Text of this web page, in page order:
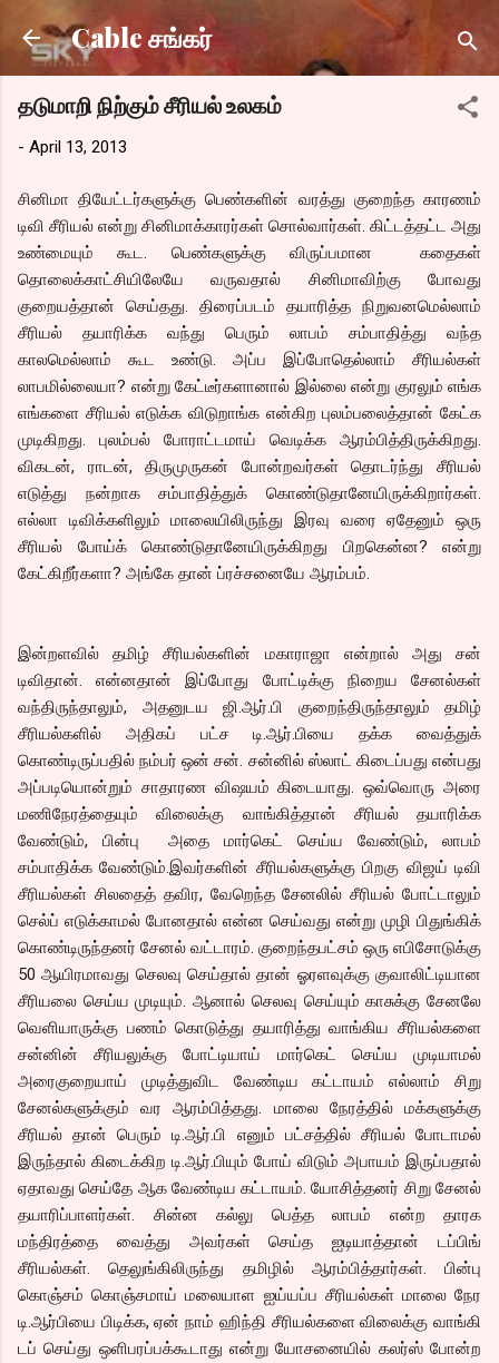
Skip to main content
Cable சங்கர்
தடுமாறி நிற்கும் சீரியல் உலகம்
- April 13, 2013
சினிமா தியேட்டர்களுக்கு பெண்களின் வரத்து குறைந்த காரணம்
டிவி சீரியல் என்று சினிமாக்காரர்கள் சொல்வார்கள். கிட்டத்தட்ட அது
உண்மையும் கூட. பெண்களுக்கு விருப்பமான கதைகள்
தொலைக்காட்சியிலேயே வருவதால் சினிமாவிற்கு போவது
குறையத்தான் செய்தது. திரைப்படம் தயாரித்த நிறுவனமெல்லாம்
சீரியல் தயாரிக்க வந்து பெரும் லாபம் சம்பாதித்து வந்த
காலமெல்லாம் கூட உண்டு. அப்ப இப்போதெல்லாம் சீரியல்கள்
லாபமில்லையா? என்று கேட்டீர்களானால் இல்லை என்று குரலும் எங்க
எங்களை சீரியல் எடுக்க விடுறாங்க என்கிற புலம்பலைத்தான் கேட்க
முடிகிறது. புலம்பல் போராட்டமாய் வெடிக்க ஆரம்பித்திருக்கிறது.
விகடன், ராடன், திருமுருகன் போன்றவர்கள் தொடர்ந்து சீரியல்
எடுத்து நன்றாக சம்பாதித்துக் கொண்டுதானேயிருக்கிறார்கள்.
எல்லா டிவிக்களிலும் மாலையிலிருந்து இரவு வரை ஏதேனும் ஒரு
சீரியல் போய்க் கொண்டுதானேயிருக்கிறது பிறகென்ன? என்று
கேட்கிறீர்களா? அங்கே தான் ப்ரச்சனையே ஆரம்பம்.
இன்றளவில் தமிழ் சீரியல்களின் மகாராஜா என்றால் அது சன்
டிவிதான். என்னதான் இப்போது போட்டிக்கு நிறைய சேனல்கள்
வந்திருந்தாலும், அதனுடய ஜி.ஆர்.பி குறைந்திருந்தாலும் தமிழ்
சீரியல்களில் அதிகப் பட்ச டி.ஆர்.பியை தக்க வைத்துக்
கொண்டிருப்பதில் நம்பர் ஒன் சன். சன்னில் ஸ்லாட் கிடைப்பது என்பது
அப்படியொன்றும் சாதாரண விஷயம் கிடையாது. ஒவ்வொரு அரை
மணிநேரத்தையும் விலைக்கு வாங்கித்தான் சீரியல் தயாரிக்க
வேண்டும், பின்பு அதை மார்கெட் செய்ய வேண்டும், லாபம்
சம்பாதிக்க வேண்டும்.இவர்களின் சீரியல்களுக்கு பிறகு விஜய் டிவி
சீரியல்கள் சிலதைத் தவிர, வேறெந்த சேனலில் சீரியல் போட்டாலும்
செல்ப் எடுக்காமல் போனதால் என்ன செய்வது என்று முழி பிதுங்கிக்
கொண்டிருந்தனர் சேனல் வட்டாரம். குறைந்தபட்சம் ஒரு எபிசோடுக்கு
50 ஆயிரமாவது செலவு செய்தால் தான் ஓரளவுக்கு குவாலிட்டியான
சீரியலை செய்ய முடியும். ஆனால் செலவு செய்யும் காசுக்கு சேனலே
வெளியாருக்கு பணம் கொடுத்து தயாரித்து வாங்கிய சீரியல்களை
சன்னின் சீரியலுக்கு போட்டியாய் மார்கெட் செய்ய முடியாமல்
அரைகுறையாய் முடித்துவிட வேண்டிய கட்டாயம் எல்லாம் சிறு
சேனல்களுக்கும் வர ஆரம்பித்தது. மாலை நேரத்தில் மக்களுக்கு
சீரியல் தான் பெரும் டி.ஆர்.பி எனும் பட்சத்தில் சீரியல் போடாமல்
இருந்தால் கிடைக்கிற டி.ஆர்.பியும் போய் விடும் அபாயம் இருப்பதால்
ஏதாவது செய்தே ஆக வேண்டிய கட்டாயம். யோசித்தனர் சிறு சேனல்
தயாரிப்பாளர்கள். சின்ன கல்லு பெத்த லாபம் என்ற தாரக
மந்திரத்தை வைத்து அவர்கள் செய்த ஐடியாத்தான் டப்பிங்
சீரியல்கள். தெலுங்கிலிருந்து தமிழில் ஆரம்பித்தார்கள். பின்பு
கொஞ்சம் கொஞ்சமாய் மலையாள ஐய்யப்ப சீரியல்கள் மாலை நேர
டி.ஆர்பியை பிடிக்க, ஏன் நாம் ஹிந்தி சீரியல்களை விலைக்கு வாங்கி
டப் செய்து ஒளிபரப்பக்கூடாது என்று யோசனையில் கலர்ஸ் போன்ற